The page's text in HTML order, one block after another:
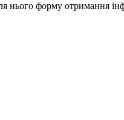
нього форму отримання